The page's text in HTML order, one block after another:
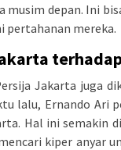
musim depan. Ini
pertahanan mereka.
Jakarta juga
lalu, Ernando Ari
Hal ini semakin
kiper anyar